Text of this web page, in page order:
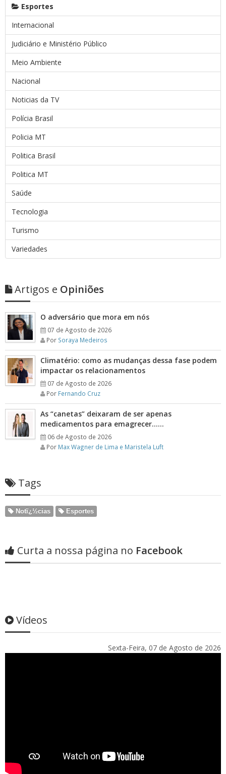
Esportes
Internacional
Judiciário e Ministério Público
Meio Ambiente
Nacional
Noticias da TV
Polícia Brasil
Policia MT
Politica Brasil
Politica MT
Saúde
Tecnologia
Turismo
Variedades
Artigos e Opiniões
O adversário que mora em nós
07 de Agosto de 2026
Por Soraya Medeiros
Climatério: como as mudanças dessa fase podem
impactar os relacionamentos
07 de Agosto de 2026
Por Fernando Cruz
As “canetas” deixaram de ser apenas
medicamentos para emagrecer……
06 de Agosto de 2026
Por Max Wagner de Lima e Maristela Luft
Tags
Notï¿½cias Esportes
Curta a nossa página no Facebook
Vídeos
Sexta-Feira, 07 de Agosto de 2026